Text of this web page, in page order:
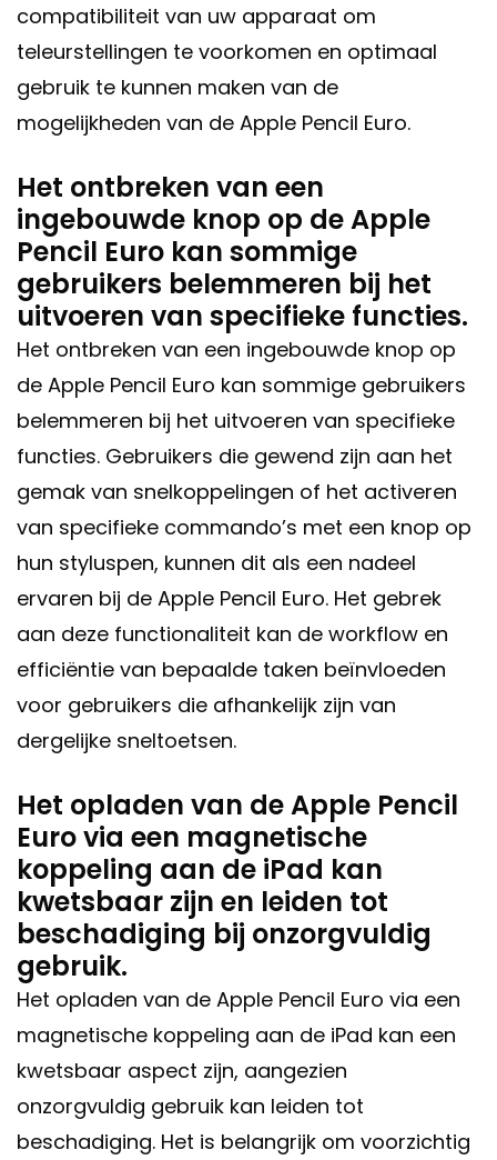
compatibiliteit van uw apparaat om
teleurstellingen te voorkomen en optimaal
gebruik te kunnen maken van de
mogelijkheden van de Apple Pencil Euro.
Het ontbreken van een
ingebouwde knop op de Apple
Pencil Euro kan sommige
gebruikers belemmeren bij het
uitvoeren van specifieke functies.
Het ontbreken van een ingebouwde knop op
de Apple Pencil Euro kan sommige gebruikers
belemmeren bij het uitvoeren van specifieke
functies. Gebruikers die gewend zijn aan het
gemak van snelkoppelingen of het activeren
van specifieke commando’s met een knop op
hun styluspen, kunnen dit als een nadeel
ervaren bij de Apple Pencil Euro. Het gebrek
aan deze functionaliteit kan de workflow en
efficiëntie van bepaalde taken beïnvloeden
voor gebruikers die afhankelijk zijn van
dergelijke sneltoetsen.
Het opladen van de Apple Pencil
Euro via een magnetische
koppeling aan de iPad kan
kwetsbaar zijn en leiden tot
beschadiging bij onzorgvuldig
gebruik.
Het opladen van de Apple Pencil Euro via een
magnetische koppeling aan de iPad kan een
kwetsbaar aspect zijn, aangezien
onzorgvuldig gebruik kan leiden tot
beschadiging. Het is belangrijk om voorzichtig